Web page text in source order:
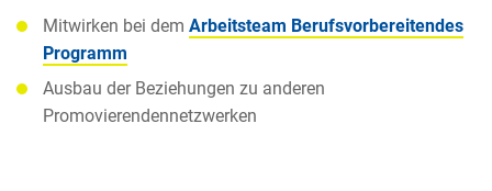
Mitwirken bei dem Arbeitsteam Berufsvorbereitendes
Programm
Ausbau der Beziehungen zu anderen
Promovierendennetzwerken